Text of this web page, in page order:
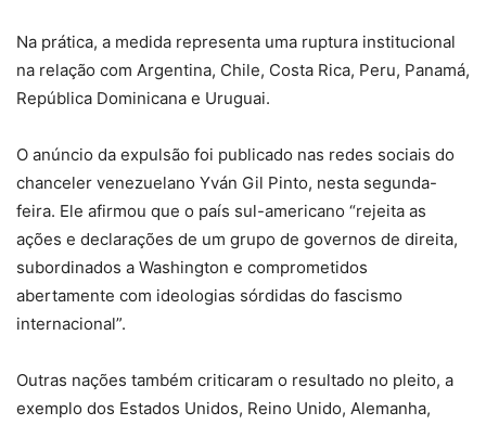
Na prática, a medida representa uma ruptura institucional
na relação com Argentina, Chile, Costa Rica, Peru, Panamá,
República Dominicana e Uruguai.
O anúncio da expulsão foi publicado nas redes sociais do
chanceler venezuelano Yván Gil Pinto, nesta segunda-
feira. Ele afirmou que o país sul-americano “rejeita as
ações e declarações de um grupo de governos de direita,
subordinados a Washington e comprometidos
abertamente com ideologias sórdidas do fascismo
internacional”.
Outras nações também criticaram o resultado no pleito, a
exemplo dos Estados Unidos, Reino Unido, Alemanha,